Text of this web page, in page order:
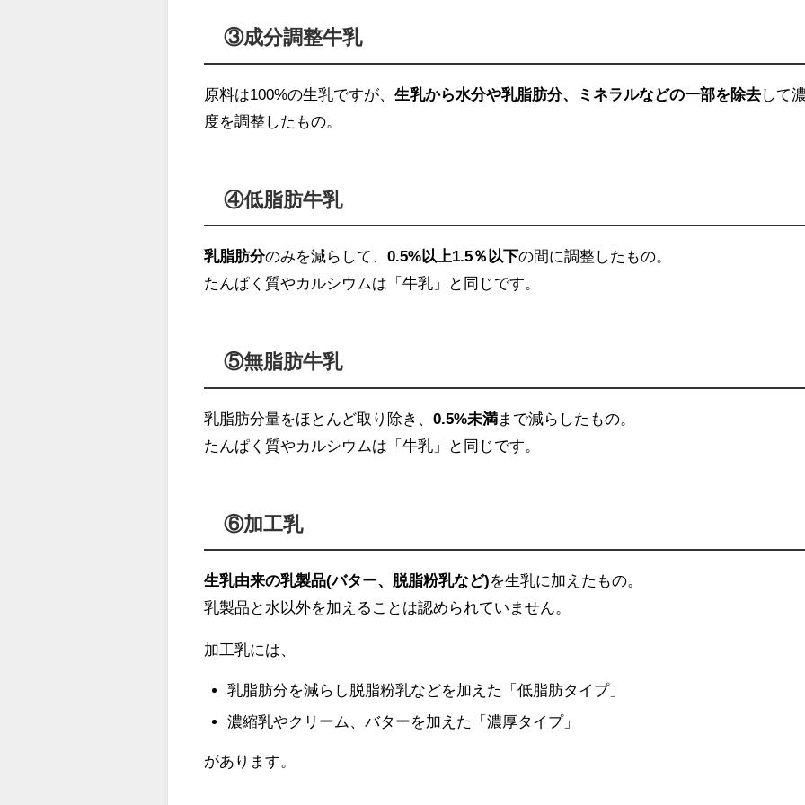
③成分調整牛乳
原料は100%の生乳ですが、生乳から水分や乳脂肪分、ミネラルなどの一部を除去して
度を調整したもの。
④低脂肪牛乳
乳脂肪分のみを減らして、0.5%以上1.5％以下の間に調整したもの。
たんぱく質やカルシウムは「牛乳」と同じです。
⑤無脂肪牛乳
乳脂肪分量をほとんど取り除き、0.5%未満まで減らしたもの。
たんぱく質やカルシウムは「牛乳」と同じです。
⑥加工乳
生乳由来の乳製品(バター、脱脂粉乳など)を生乳に加えたもの。
乳製品と水以外を加えることは認められていません。
加工乳には、
乳脂肪分を減らし脱脂粉乳などを加えた「低脂肪タイプ」
濃縮乳やクリーム、バターを加えた「濃厚タイプ」
があります。